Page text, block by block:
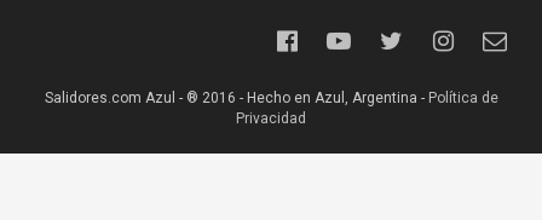
Salidores.com Azul - ® 2016 - Hecho en Azul, Argentina - Política de
Privacidad